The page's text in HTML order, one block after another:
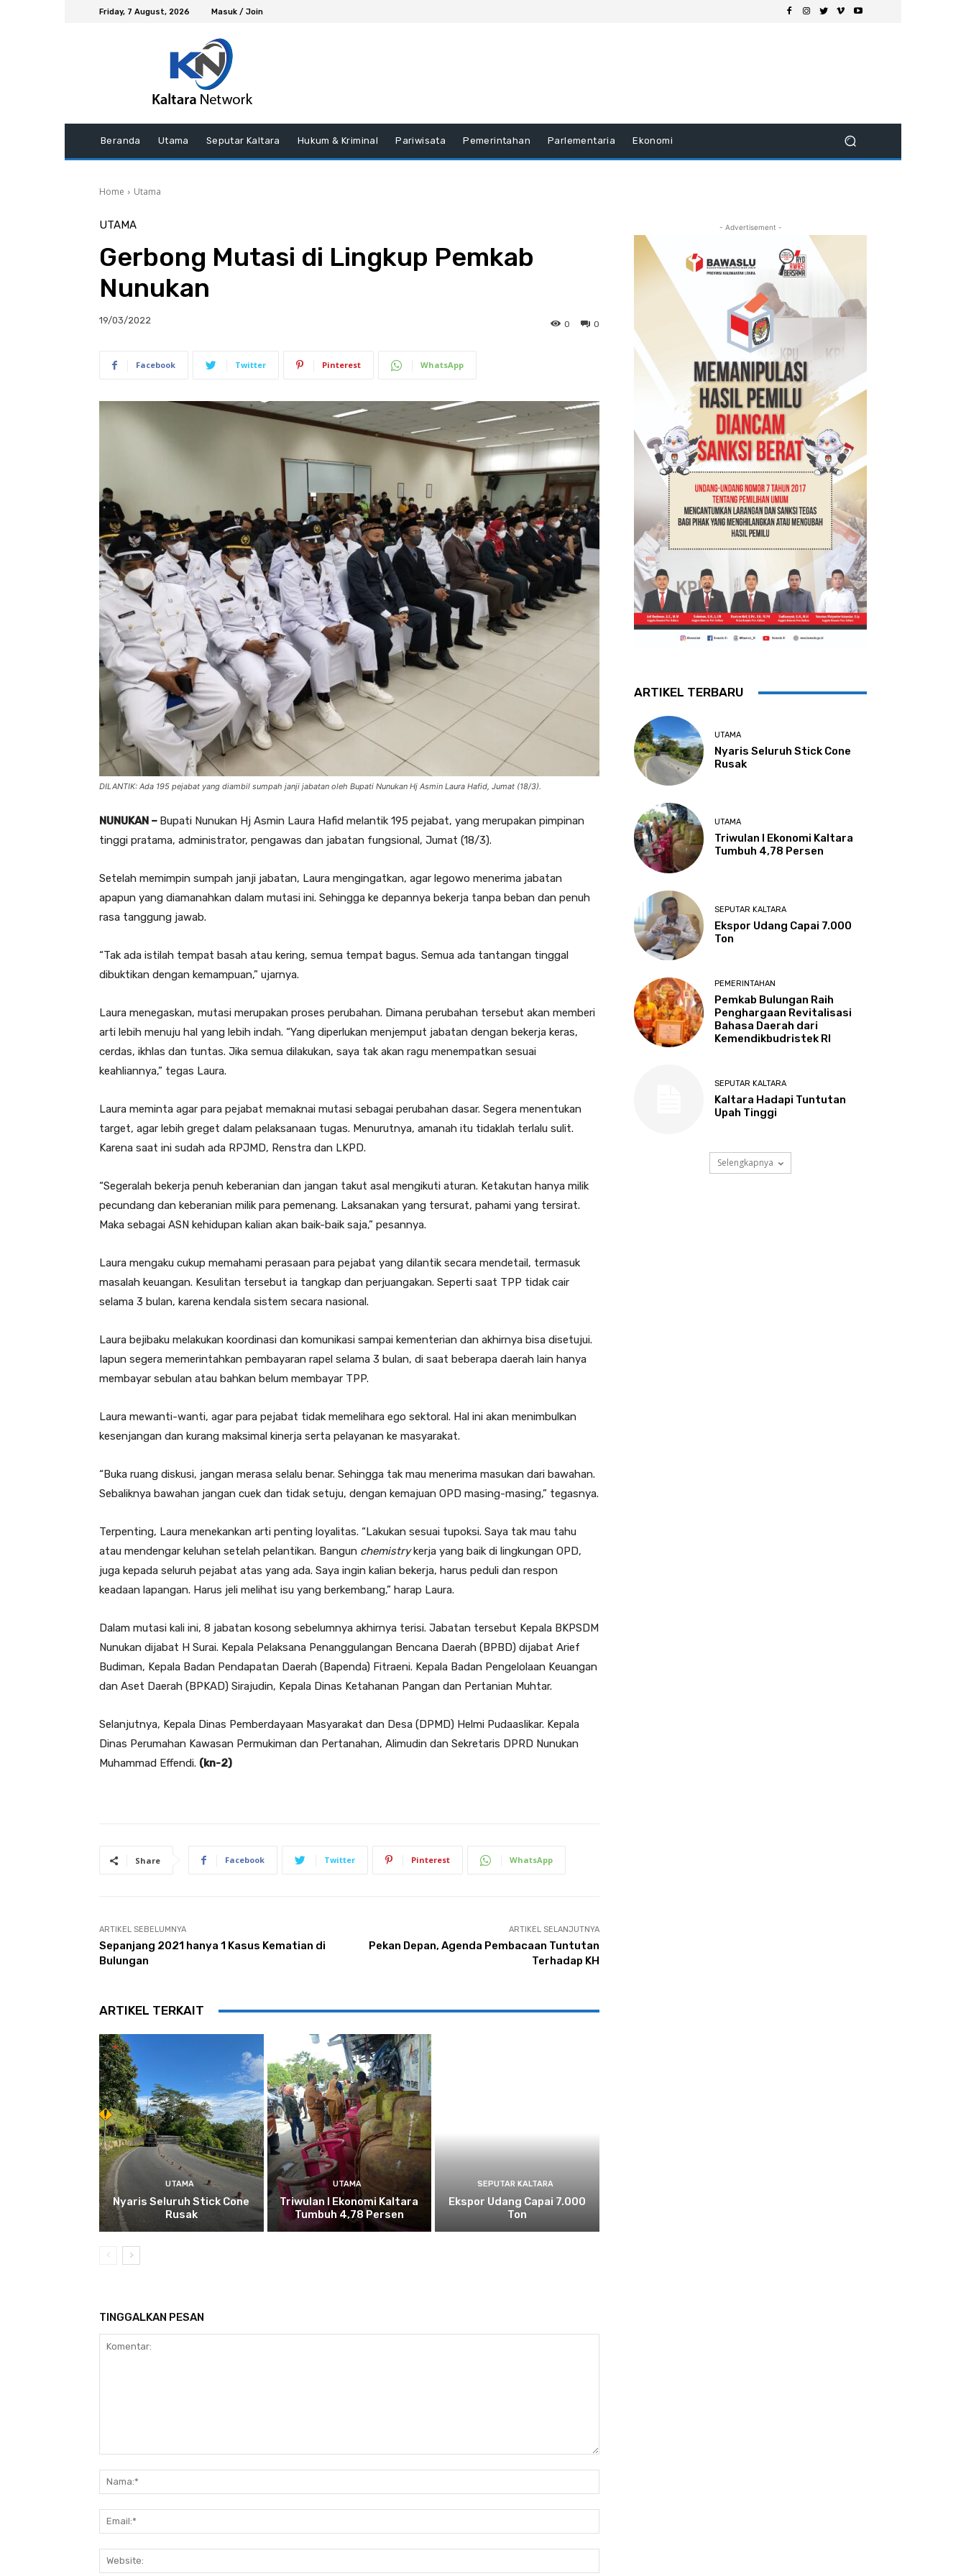
Friday, 7 August, 2026 Masuk / Join
Beranda Utama Seputar Kaltara Hukum & Kriminal Pariwisata Pemerintahan Parlementaria Ekonomi
Home Utama
UTAMA
Gerbong Mutasi di Lingkup Pemkab
Nunukan
19/03/2022 0
0
Facebook Twitter Pinterest WhatsApp
DILANTIK: Ada 195 pejabat yang diambil sumpah janji jabatan oleh Bupati Nunukan Hj Asmin Laura Hafid, Jumat (18/3).
NUNUKAN – Bupati Nunukan Hj Asmin Laura Hafid melantik 195 pejabat, yang merupakan pimpinan
tinggi pratama, administrator, pengawas dan jabatan fungsional, Jumat (18/3).
Setelah memimpin sumpah janji jabatan, Laura mengingatkan, agar legowo menerima jabatan
apapun yang diamanahkan dalam mutasi ini. Sehingga ke depannya bekerja tanpa beban dan penuh
rasa tanggung jawab.
“Tak ada istilah tempat basah atau kering, semua tempat bagus. Semua ada tantangan tinggal
dibuktikan dengan kemampuan,” ujarnya.
Laura menegaskan, mutasi merupakan proses perubahan. Dimana perubahan tersebut akan memberi
arti lebih menuju hal yang lebih indah. “Yang diperlukan menjemput jabatan dengan bekerja keras,
cerdas, ikhlas dan tuntas. Jika semua dilakukan, saya tak akan ragu menempatkan sesuai
keahliannya,” tegas Laura.
Laura meminta agar para pejabat memaknai mutasi sebagai perubahan dasar. Segera menentukan
target, agar lebih greget dalam pelaksanaan tugas. Menurutnya, amanah itu tidaklah terlalu sulit.
Karena saat ini sudah ada RPJMD, Renstra dan LKPD.
“Segeralah bekerja penuh keberanian dan jangan takut asal mengikuti aturan. Ketakutan hanya milik
pecundang dan keberanian milik para pemenang. Laksanakan yang tersurat, pahami yang tersirat.
Maka sebagai ASN kehidupan kalian akan baik-baik saja,” pesannya.
Laura mengaku cukup memahami perasaan para pejabat yang dilantik secara mendetail, termasuk
masalah keuangan. Kesulitan tersebut ia tangkap dan perjuangakan. Seperti saat TPP tidak cair
selama 3 bulan, karena kendala sistem secara nasional.
Laura bejibaku melakukan koordinasi dan komunikasi sampai kementerian dan akhirnya bisa disetujui.
Iapun segera memerintahkan pembayaran rapel selama 3 bulan, di saat beberapa daerah lain hanya
membayar sebulan atau bahkan belum membayar TPP.
Laura mewanti-wanti, agar para pejabat tidak memelihara ego sektoral. Hal ini akan menimbulkan
kesenjangan dan kurang maksimal kinerja serta pelayanan ke masyarakat.
“Buka ruang diskusi, jangan merasa selalu benar. Sehingga tak mau menerima masukan dari bawahan.
Sebaliknya bawahan jangan cuek dan tidak setuju, dengan kemajuan OPD masing-masing,” tegasnya.
Terpenting, Laura menekankan arti penting loyalitas. “Lakukan sesuai tupoksi. Saya tak mau tahu
atau mendengar keluhan setelah pelantikan. Bangun chemistrykerja yang baik di lingkungan OPD,
juga kepada seluruh pejabat atas yang ada. Saya ingin kalian bekerja, harus peduli dan respon
keadaan lapangan. Harus jeli melihat isu yang berkembang,” harap Laura.
Dalam mutasi kali ini, 8 jabatan kosong sebelumnya akhirnya terisi. Jabatan tersebut Kepala BKPSDM
Nunukan dijabat H Surai. Kepala Pelaksana Penanggulangan Bencana Daerah (BPBD) dijabat Arief
Budiman, Kepala Badan Pendapatan Daerah (Bapenda) Fitraeni. Kepala Badan Pengelolaan Keuangan
dan Aset Daerah (BPKAD) Sirajudin, Kepala Dinas Ketahanan Pangan dan Pertanian Muhtar.
Selanjutnya, Kepala Dinas Pemberdayaan Masyarakat dan Desa (DPMD) Helmi Pudaaslikar. Kepala
Dinas Perumahan Kawasan Permukiman dan Pertanahan, Alimudin dan Sekretaris DPRD Nunukan
Muhammad Effendi. (kn-2)
Share Facebook Twitter Pinterest WhatsApp
ARTIKEL SEBELUMNYA
Sepanjang 2021 hanya 1 Kasus Kematian di
Bulungan
ARTIKEL SELANJUTNYA
Pekan Depan, Agenda Pembacaan Tuntutan
Terhadap KH
ARTIKEL TERKAIT
UTAMA
Nyaris Seluruh Stick Cone
Rusak
UTAMA
Triwulan I Ekonomi Kaltara
Tumbuh 4,78 Persen
SEPUTAR KALTARA
Ekspor Udang Capai 7.000
Ton
TINGGALKAN PESAN
- Advertisement -
ARTIKEL TERBARU
UTAMA
Nyaris Seluruh Stick Cone
Rusak
UTAMA
Triwulan I Ekonomi Kaltara
Tumbuh 4,78 Persen
SEPUTAR KALTARA
Ekspor Udang Capai 7.000
Ton
PEMERINTAHAN
Pemkab Bulungan Raih
Penghargaan Revitalisasi
Bahasa Daerah dari
Kemendikbudristek RI
SEPUTAR KALTARA
Kaltara Hadapi Tuntutan
Upah Tinggi
Selengkapnya